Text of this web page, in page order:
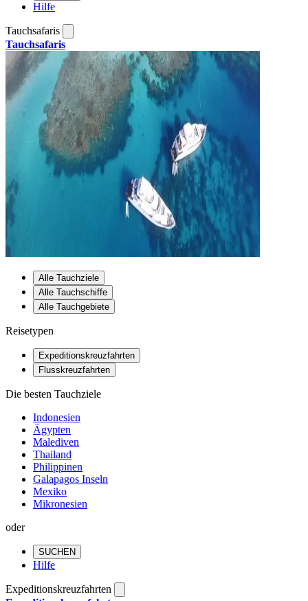
Hilfe
Tauchsafaris
Tauchsafaris
Alle Tauchziele
Alle Tauchschiffe
Alle Tauchgebiete
Reisetypen
Expeditionskreuzfahrten
Flusskreuzfahrten
Die besten Tauchziele
Indonesien
Ägypten
Malediven
Thailand
Philippinen
Galapagos Inseln
Mexiko
Mikronesien
oder
SUCHEN
Hilfe
Expeditionskreuzfahrten